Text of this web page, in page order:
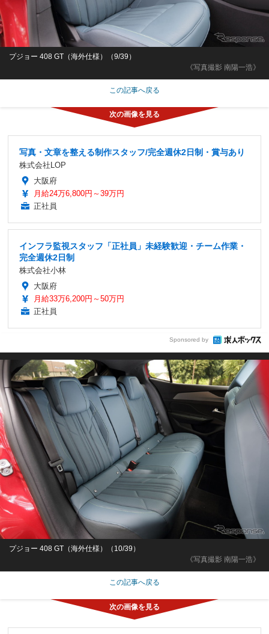
《写真撮影 南陽一浩》
プジョー 408 GT（海外仕様）（9/39）
この記事へ戻る
写真・文章を整える制作スタッフ/完全週休2日制・賞与あり
株式会社LOP
大阪府
月給24万6,800円～39万円
正社員
インフラ監視スタッフ「正社員」未経験歓迎・チーム作業・
完全週休2日制
株式会社小林
大阪府
月給33万6,200円～50万円
正社員
Sponsored by
《写真撮影 南陽一浩》
プジョー 408 GT（海外仕様）（10/39）
この記事へ戻る